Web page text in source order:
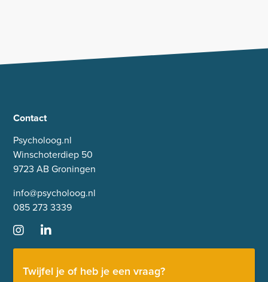
Contact
Psycholoog.nl
Winschoterdiep 50
9723 AB Groningen
info@psycholoog.nl
085 273 3339
Twijfel je of heb je een vraag?